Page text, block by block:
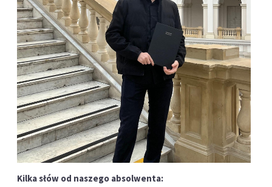
Kilka słów od naszego absolwenta: